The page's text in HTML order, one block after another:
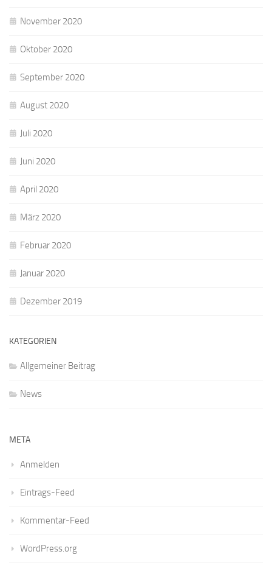
November 2020
Oktober 2020
September 2020
August 2020
Juli 2020
Juni 2020
April 2020
März 2020
Februar 2020
Januar 2020
Dezember 2019
KATEGORIEN
Allgemeiner Beitrag
News
META
Anmelden
Eintrags-Feed
Kommentar-Feed
WordPress.org